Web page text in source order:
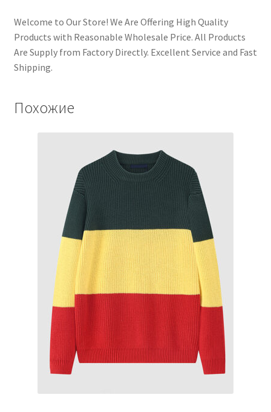
Welcome to Our Store! We Are Offering High Quality
Products with Reasonable Wholesale Price. All Products
Are Supply from Factory Directly. Excellent Service and Fast
Shipping.
Похожие